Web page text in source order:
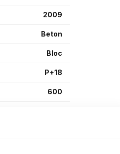
2009
Beton
Bloc
P+18
600